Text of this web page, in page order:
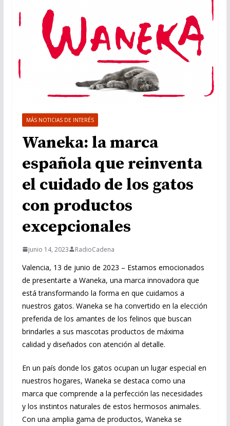
MÁS NOTICIAS DE INTERÉS
Waneka: la marca
española que reinventa
el cuidado de los gatos
con productos
excepcionales
junio 14, 2023 RadioCadena
Valencia, 13 de junio de 2023 – Estamos emocionados
de presentarte a Waneka, una marca innovadora que
está transformando la forma en que cuidamos a
nuestros gatos. Waneka se ha convertido en la elección
preferida de los amantes de los felinos que buscan
brindarles a sus mascotas productos de máxima
calidad y diseñados con atención al detalle.
En un país donde los gatos ocupan un lugar especial en
nuestros hogares, Waneka se destaca como una
marca que comprende a la perfección las necesidades
y los instintos naturales de estos hermosos animales.
Con una amplia gama de productos, Waneka se